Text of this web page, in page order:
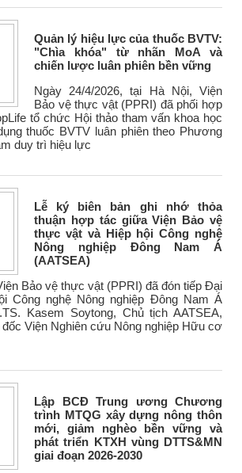
Quản lý hiệu lực của thuốc BVTV:
"Chìa khóa" từ nhãn MoA và
chiến lược luân phiên bền vững
Ngày 24/4/2026, tại Hà Nội, Viện
Bảo vệ thực vật (PPRI) đã phối hợp
tổ chức Hội thảo tham vấn khoa học
thuốc BVTV luân phiên theo Phương
duy trì hiệu lực
Lễ ký biên bản ghi nhớ thỏa
thuận hợp tác giữa Viện Bảo vệ
thực vật và Hiệp hội Công nghệ
Nông nghiệp Đông Nam Á
(AATSEA)
Bảo vệ thực vật (PPRI) đã đón tiếp Đại
Công nghệ Nông nghiệp Đông Nam Á
Kasem Soytong, Chủ tịch AATSEA,
Viện Nghiên cứu Nông nghiệp Hữu cơ
Lập BCĐ Trung ương Chương
trình MTQG xây dựng nông thôn
mới, giảm nghèo bền vững và
phát triển KTXH vùng DTTS&MN
giai đoạn 2026-2030